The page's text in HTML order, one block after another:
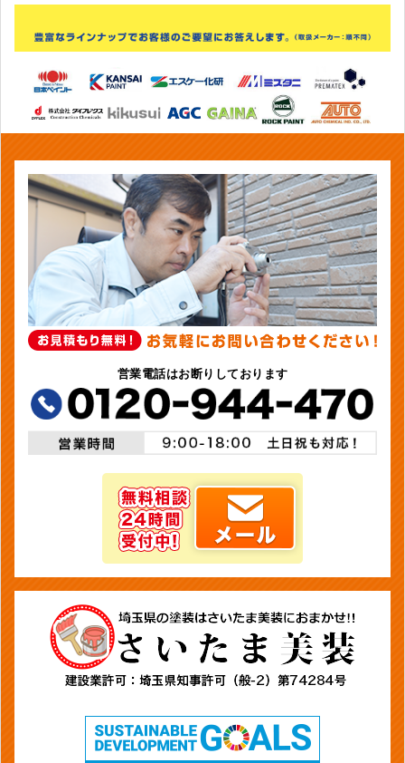
営業電話はお断りしております